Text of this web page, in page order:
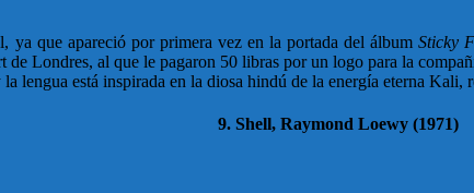
ya que apareció por primera vez en la portada del álbumSticky
Londres, al que le pagaron 50 libras por un logo para la
lengua está inspirada en la diosa hindú de la energía eterna Kali,
9. Shell, Raymond Loewy (1971)